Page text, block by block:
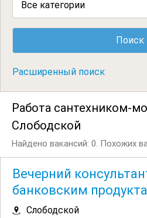
Все категории
Расширенный поиск
Работа сантехником-
Слободской
Найдено вакансий: 0. Похожих
Вечерний
банковским
Слободской